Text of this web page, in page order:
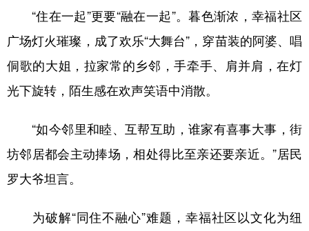
“住在一起”更要“融在一起”。暮色渐浓，幸福社区
广场灯火璀璨，成了欢乐“大舞台”，穿苗装的阿婆、唱
侗歌的大姐，拉家常的乡邻，手牵手、肩并肩，在灯
光下旋转，陌生感在欢声笑语中消散。
“如今邻里和睦、互帮互助，谁家有喜事大事，街
坊邻居都会主动捧场，相处得比至亲还要亲近。”居民
罗大爷坦言。
为破解“同住不融心”难题，幸福社区以文化为纽